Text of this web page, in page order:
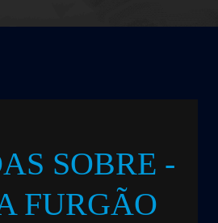
SOBRE -
FURGÃO